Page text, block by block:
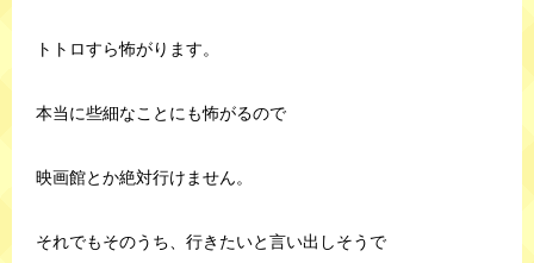
トトロすら怖がります。
本当に些細なことにも怖がるので
映画館とか絶対行けません。
それでもそのうち、行きたいと言い出しそうで